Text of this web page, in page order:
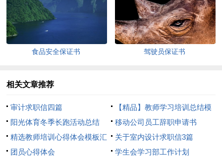
食品安全保证书 驾驶员保证书
相关文章推荐
审计求职信四篇
【精品】教师学习培训总结模
板8篇
阳光体育冬季长跑活动总结
移动公司员工辞职申请书
精选教师培训心得体会模板汇
总8篇
关于室内设计求职信3篇
团员心得体会
学生会学习部工作计划